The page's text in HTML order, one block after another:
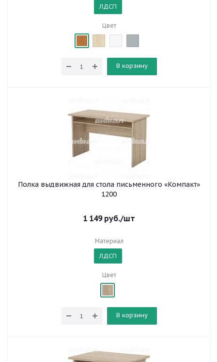
ЛДСП
Цвет
В корзину
Полка выдвижная для стола письменного «Компакт»
1200
1 149руб./шт
Материал
ЛДСП
Цвет
В корзину